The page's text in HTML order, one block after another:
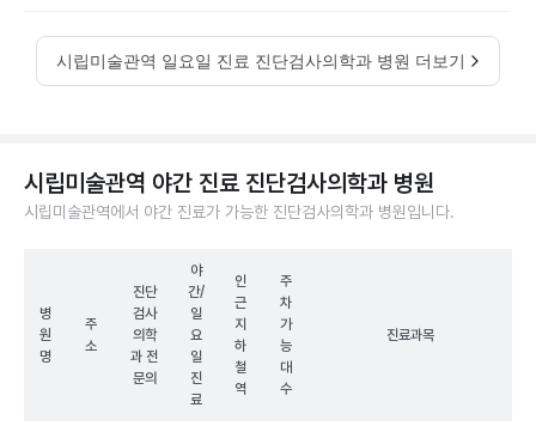
시립미술관역 일요일 진료 진단검사의학과 병원 더보기
시립미술관역 야간 진료 진단검사의학과 병원
시립미술관역에서 야간 진료가 가능한 진단검사의학과 병원입니다.
병
원
명
주
소
진단
검사
의학
과 전
문의
야
간/
일
요
일
진
료
인
근
지
하
철
역
주
차
가
능
대
수
진료과목